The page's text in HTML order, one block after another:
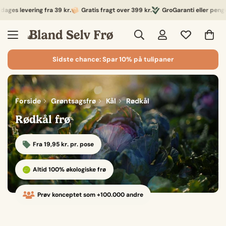
levering fra 39 kr. Gratis fragt over 399 kr. GroGaranti eller pengene
Sidste chance: Spar 10% på tulipaner
Forside Grøntsagsfrø Kål Rødkål
Rødkål frø
Fra 19,95 kr. pr. pose
Altid 100% økologiske frø
Prøv konceptet som +100.000 andre